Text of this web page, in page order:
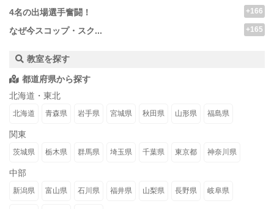
4名の出場選手奮闘！ +166
なぜ今スコップ・スク... +165
教室を探す
都道府県から探す
北海道・東北
北海道 青森県 岩手県 宮城県 秋田県 山形県 福島県
関東
茨城県 栃木県 群馬県 埼玉県 千葉県 東京都 神奈川県
中部
新潟県 富山県 石川県 福井県 山梨県 長野県 岐阜県